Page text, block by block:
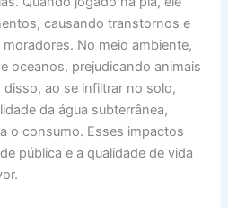
causando transtornos e
No meio ambiente,
oceanos, prejudicando animais
ao se infiltrar no solo,
da água subterrânea,
o consumo. Esses impactos
pública e a qualidade de vida